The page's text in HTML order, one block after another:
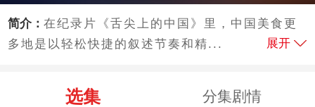
简介：在纪录片《舌尖上的中国》里，中国美食更
多地是以轻松快捷的叙述节奏和精...
展开
选集 分集剧情